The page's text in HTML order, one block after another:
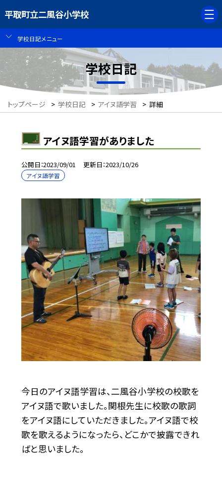
平取町立二風谷小学校
学校日記メニュー
学校日記
トップページ > 学校日記 > アイヌ語学習 > 詳細
アイヌ語学習がありました
公開日 2023/09/01 更新日 2023/10/26
アイヌ語学習
今日のアイヌ語学習は、二風谷小学校の校歌を
アイヌ語で歌いました。関根先生に校歌の歌詞
をアイヌ語にしていただきました。アイヌ語で校
歌を歌えるようになったら、どこかで披露できれ
ばと思いました。